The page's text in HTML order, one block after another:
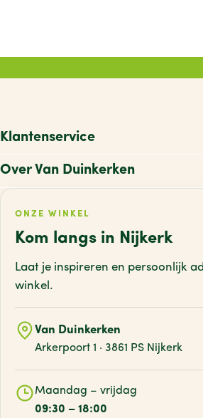
Klantenservice
Over Van Duinkerken
ONZE WINKEL
Kom langs in Nijkerk
Laat je inspireren en persoonlijk
winkel.
Van Duinkerken
Arkerpoort 1 · 3861 PS Nijkerk
Maandag – vrijdag
09:30 – 18:00